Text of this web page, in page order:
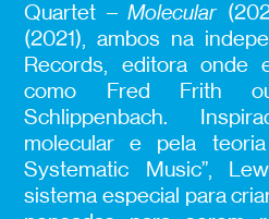
Quartet –Molecular
(2021), ambos na
Records, editora onde
como Fred Frith
Schlippenbach.
molecular e pela teoria
Systematic Music”,
sistema especial para